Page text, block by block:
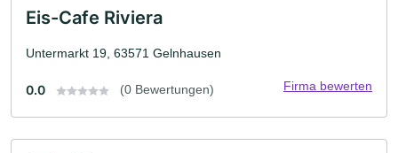
Eis-Cafe Riviera
Untermarkt 19, 63571 Gelnhausen
0.0 (0 Bewertungen) Firma bewerten